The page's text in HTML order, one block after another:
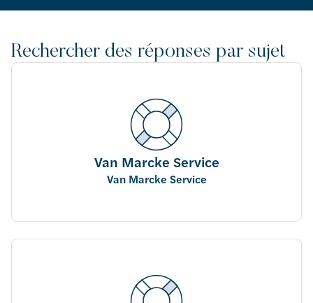
Rechercher des réponses par sujet
Van Marcke Service
Van Marcke Service